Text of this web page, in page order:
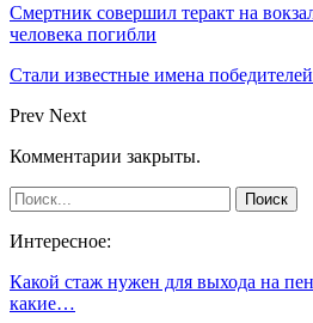
Смертник совершил теракт на
человека погибли
Стали известные имена
Prev Next
Комментарии закрыты.
Интересное:
Какой стаж нужен для выхода на
какие…